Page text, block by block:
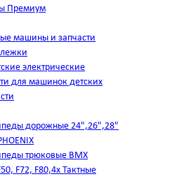
Премиум
машины и запчасти
электрические
для машинок детских
дорожные 24",26",28"
трюковые BMX
F72, F80,4х Тактные